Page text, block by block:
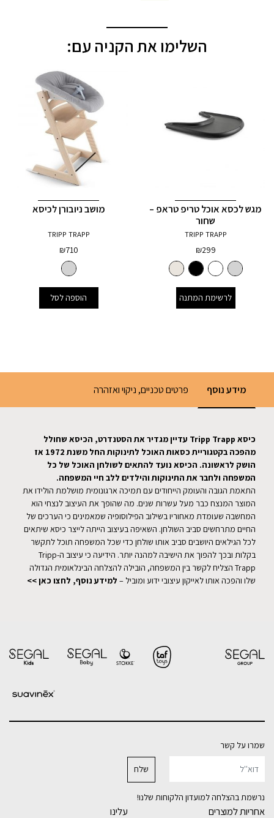
השלימו את הקניה עם:
מגש לכסא אוכל טריפ טראפ –
שחור
TRIPP TRAPP
₪299
לרשימת המתנה
מושב ניובורן לכיסא
TRIPP TRAPP
₪710
הוספה לסל
מידע נוסף פרטים טכניים, ניקוי ואזהרה
כיסא
עדיין מגדיר את הסטנדרט, הכיסא שחולל
מהפכה בקטגוריית כסאות האוכל לתינוקות החל משנת 1972 אז
הושק לראשונה. הכיסא נועד להתאים לשולחן האוכל של כל
המשפחה ולחבר את התינוקות והילדים ללב חיי המשפחה.
התאמת הגובה והעומק הייחודים עם תמיכה ארגונומית מושלמת הולידו את
המוצר המנצח כבר מעל עשרות שנים. מה שהופך את העיצוב לנצחי הוא
המחשבה שעומדת מאחוריו בשילוב הפילוסופיה שמאמינים כי הערכים של
החיים מתרחשים סביב השולחן. השאיפה בעיצוב הייתה לייצר כיסא שיתאים
לכל הגילאים היושבים סביב אותו שולחן כדי שכל המשפחה תוכל לתקשר
בקלות ובכך להפוך את הישיבה למהנה יותר. הידיעה כי עיצוב ה-Tripp
Trapp הצליח לקשר בין המשפחה, הובילה להצלחה הבינלאומית הגדולה
שלו והפכה אותו לאייקון עיצובי ידוע ומוביל – למידע נוסף, לחצו כאן >>
שמרו על קשר
נרשמת בהצלחה למועדון הלקוחות שלנו!
אחריות למוצרים עלינו